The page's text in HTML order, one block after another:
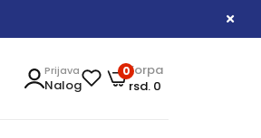
Korpa
rsd. 0
0
Prijava
Nalog